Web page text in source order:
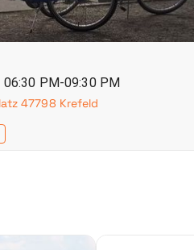
06:30 PM-09:30 PM
47798 Krefeld